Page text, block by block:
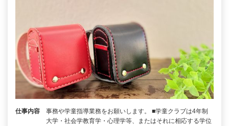
仕事内容
事務や学童指導業務をお願いします。 ■学童クラブは4年制
大学・社会学教育学・心理学等、またはそれに相応する学位